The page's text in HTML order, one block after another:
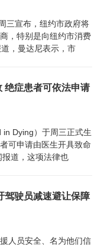
三宣布，纽约市政府将
，特别是向纽约市消费
，曼达尼表示，市
绝症患者可依法申请
Dying）于周三正式生
可申请由医生开具致命
道，这项法律也
驾驶员减速避让保障
人员安全、名为他们信